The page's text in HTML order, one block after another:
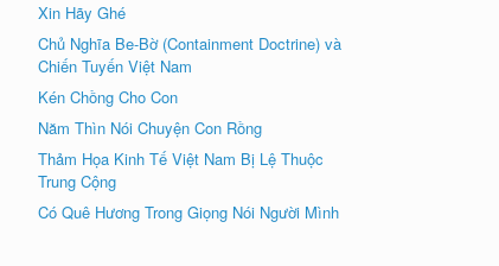
Xin Hãy Ghé
Chủ Nghĩa Be-Bờ (Containment Doctrine) và
Chiến Tuyến Việt Nam
Kén Chồng Cho Con
Năm Thìn Nói Chuyện Con Rồng
Thảm Họa Kinh Tế Việt Nam Bị Lệ Thuộc
Trung Cộng
Có Quê Hương Trong Giọng Nói Người Mình